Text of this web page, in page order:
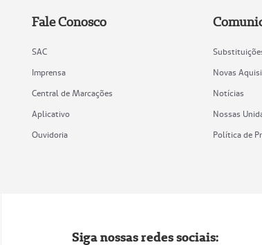
Fale Conosco
SAC
Imprensa
Central de Marcações
Aplicativo
Ouvidoria
Novas
Notícias
Nossas
Política de
Siga nossas redes sociais: